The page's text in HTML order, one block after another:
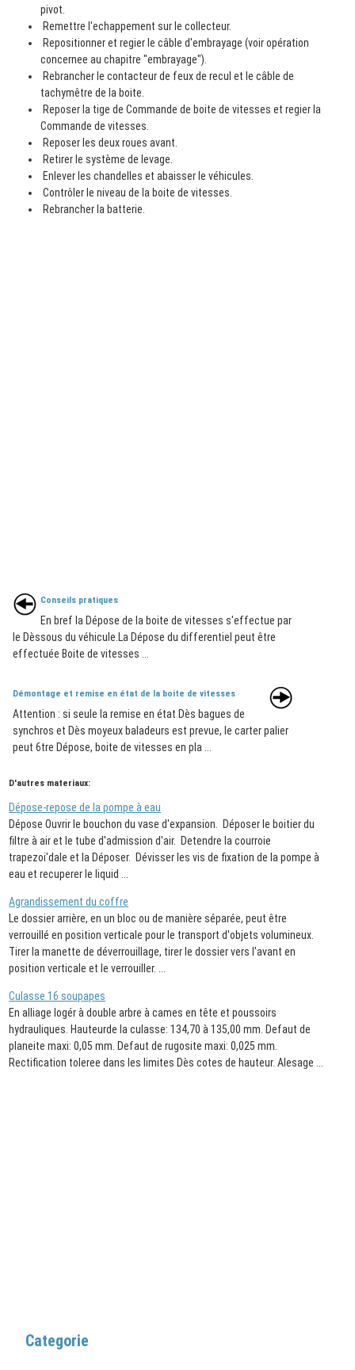
pivot.
Remettre l'echappement sur le collecteur.
Repositionner et regier le câble d'embrayage (voir opération
concernee au chapitre "embrayage").
Rebrancher le contacteur de feux de recul et le câble de
tachymêtre de la boite.
Reposer la tige de Commande de boite de vitesses et regier la
Commande de vitesses.
Reposer les deux roues avant.
Retirer le système de levage.
Enlever les chandelles et abaisser le véhicules.
Contrôler le niveau de la boite de vitesses.
Rebrancher la batterie.
Conseils pratiques
En bref la Dépose de la boite de vitesses s'effectue par
le Dèssous du véhicule.La Dépose du differentiel peut être
effectuée Boite de vitesses ...
Démontage et remise en état de la boite de vitesses
Attention : si seule la remise en état Dès bagues de
synchros et Dès moyeux baladeurs est prevue, le carter palier
peut 6tre Dépose, boite de vitesses en pla ...
D'autres materiaux:
Dépose-repose de la pompe à eau
Dépose Ouvrir le bouchon du vase d'expansion. Déposer le boitier du
filtre à air et le tube d'admission d'air. Detendre la courroie
trapezoi'dale et la Déposer. Dévisser les vis de fixation de la pompe à
eau et recuperer le liquid ...
Agrandissement du coffre
Le dossier arrière, en un bloc ou de manière séparée, peut être
verrouillé en position verticale pour le transport d'objets volumineux.
Tirer la manette de déverrouillage, tirer le dossier vers l'avant en
position verticale et le verrouiller. ...
Culasse 16 soupapes
En alliage logér à double arbre à cames en tête et poussoirs
hydrauliques. Hauteurde la culasse: 134,70 à 135,00 mm. Defaut de
planeite maxi: 0,05 mm. Defaut de rugosite maxi: 0,025 mm.
Rectification toleree dans les limites Dès cotes de hauteur. Alesage ...
Categorie